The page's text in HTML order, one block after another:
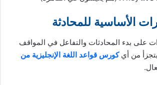
على بدء المحادثات والتفاعل في المواقف
يتجزأ من أيكورس قواعد اللغة الإنجليزية من